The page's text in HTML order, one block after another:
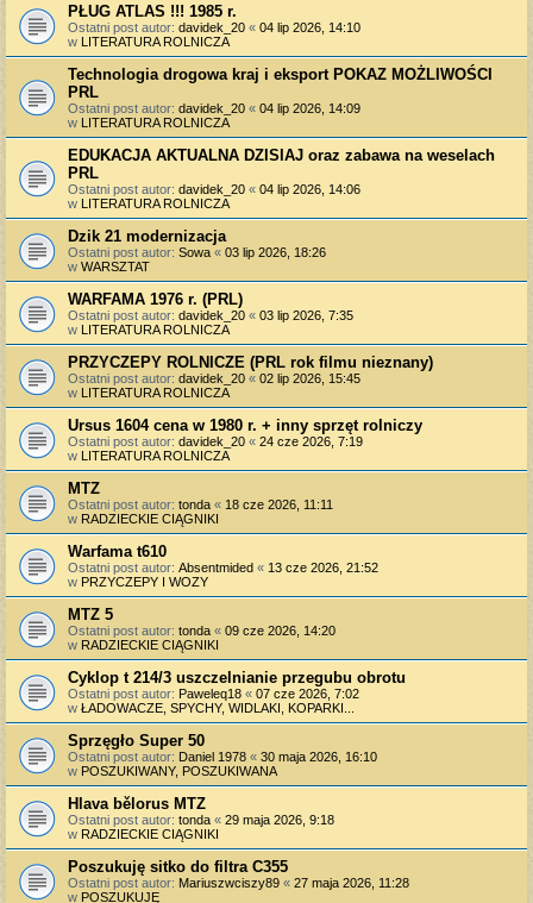
PŁUG ATLAS !!! 1985 r.
Ostatni post autor: davidek_20 « 04 lip 2026, 14:10
w LITERATURA ROLNICZA
Technologia drogowa kraj i eksport POKAZ MOŻLIWOŚCI
PRL
Ostatni post autor: davidek_20 « 04 lip 2026, 14:09
w LITERATURA ROLNICZA
EDUKACJA AKTUALNA DZISIAJ oraz zabawa na weselach
PRL
Ostatni post autor: davidek_20 « 04 lip 2026, 14:06
w LITERATURA ROLNICZA
Dzik 21 modernizacja
Ostatni post autor: Sowa « 03 lip 2026, 18:26
w WARSZTAT
WARFAMA 1976 r. (PRL)
Ostatni post autor: davidek_20 « 03 lip 2026, 7:35
w LITERATURA ROLNICZA
PRZYCZEPY ROLNICZE (PRL rok filmu nieznany)
Ostatni post autor: davidek_20 « 02 lip 2026, 15:45
w LITERATURA ROLNICZA
Ursus 1604 cena w 1980 r. + inny sprzęt rolniczy
Ostatni post autor: davidek_20 « 24 cze 2026, 7:19
w LITERATURA ROLNICZA
MTZ
Ostatni post autor: tonda « 18 cze 2026, 11:11
w RADZIECKIE CIĄGNIKI
Warfama t610
Ostatni post autor: Absentmided « 13 cze 2026, 21:52
w PRZYCZEPY I WOZY
MTZ 5
Ostatni post autor: tonda « 09 cze 2026, 14:20
w RADZIECKIE CIĄGNIKI
Cyklop t 214/3 uszczelnianie przegubu obrotu
Ostatni post autor: Paweleq18 « 07 cze 2026, 7:02
w ŁADOWACZE, SPYCHY, WIDLAKI, KOPARKI...
Sprzęgło Super 50
Ostatni post autor: Daniel 1978 « 30 maja 2026, 16:10
w POSZUKIWANY, POSZUKIWANA
Hlava bělorus MTZ
Ostatni post autor: tonda « 29 maja 2026, 9:18
w RADZIECKIE CIĄGNIKI
Poszukuję sitko do filtra C355
Ostatni post autor: Mariuszwciszy89 « 27 maja 2026, 11:28
w POSZUKUJĘ